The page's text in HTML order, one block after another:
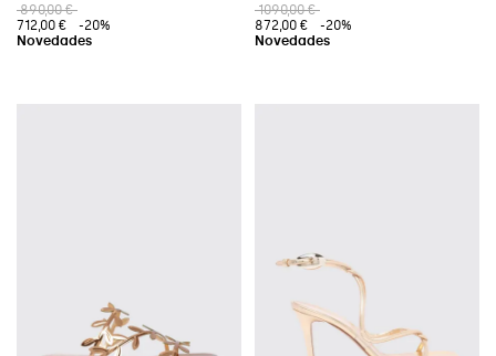
890,00 €
712,00 €
-20%
1090,00 €
872,00 €
-20%